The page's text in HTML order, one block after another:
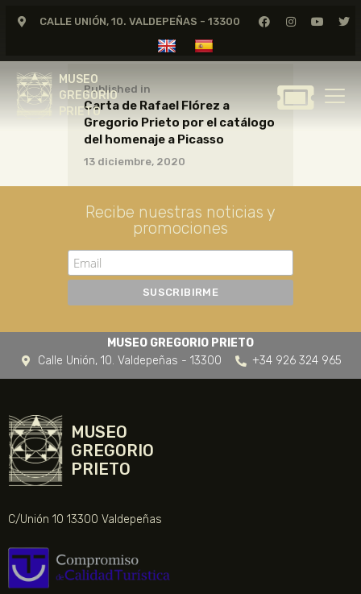
CALLE UNIÓN, 10. VALDEPEÑAS - 13300
MUSEO
GREGORIO
PRIETO
MUSEO
GREGORIO
GREGORIO PRIETO
MUSEO
ARCHIVO
CERTAMEN DE DIBUJO
FUNDACIÓN
TIENDA
NOTICIAS
Published in
Carta de Rafael Flórez a
Gregorio Prieto por el catálogo
del homenaje a Picasso
13 diciembre, 2020
Recibe nuestras noticias y
promociones
MUSEO GREGORIO PRIETO
Calle Unión, 10. Valdepeñas - 13300
+34 926 324 965
MUSEO
GREGORIO
PRIETO
C/Unión 10 13300 Valdepeñas